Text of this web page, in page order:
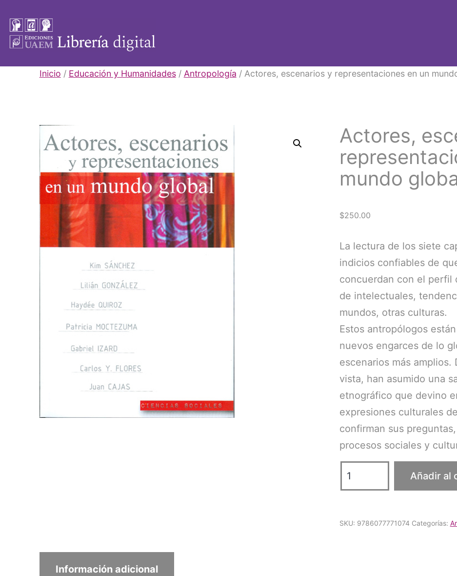
contenido
Libros
Inicio / Educación y Humanidades/ Antropología / Actores, escenarios y representaciones en un
Actores,
mundo
$250.00
La lectura de los siete
indicios confiables de
concuerdan con el perfil
de intelectuales,
mundos, otras culturas.
Estos antropólogos
nuevos engarces de lo
escenarios más
vista, han asumido una
etnográfico que devino
expresiones culturales
confirman sus
procesos sociales y
escenarios
en
Añadir al
SKU: 9786077771074 Categorías:
Información adicional